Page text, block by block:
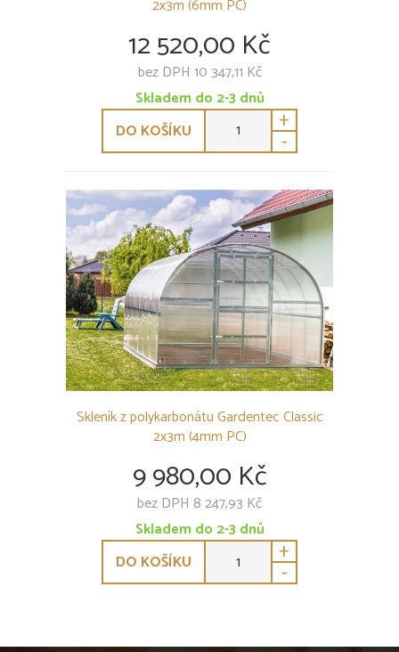
2x3m (6mm PC)
12 520,00 Kč
bez DPH 10 347,11 Kč
Skladem do 2-3 dnů
DO KOŠÍKU
+
-
Skleník z polykarbonátu Gardentec Classic
2x3m (4mm PC)
9 980,00 Kč
bez DPH 8 247,93 Kč
Skladem do 2-3 dnů
DO KOŠÍKU
+
-